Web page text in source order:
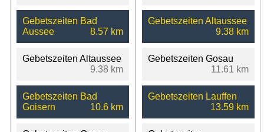
Gebetszeiten Bad
Aussee
8.57 km
Gebetszeiten Altaussee
9.38 km
Gebetszeiten Bad
Goisern
10.6 km
Gebetszeiten Altaussee
9.38 km
Gebetszeiten Gosau
11.61 km
Gebetszeiten Lauffen
13.59 km